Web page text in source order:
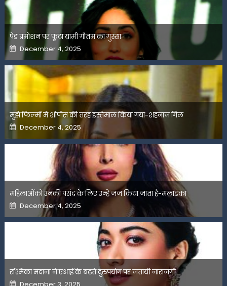
पेड प्रमोशन पर फूटा यामी गौतम का गुस्सा
Posted
on
December 4, 2025
मुझे फिल्मों में शोपीस की तरह इस्तेमाल किया गया-शहनाज गिल
Posted
on
December 4, 2025
महिलाओंको उनकी पसंद के लिए उन्हें जज किया जाता है-मलाइका
Posted
on
December 4, 2025
रश्मिका मंदाना ने एआई के बढ़ते दुरुपयोग पर जतायी नाराजगी
Posted